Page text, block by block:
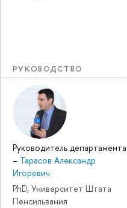
РУКОВОДСТВО
Руководитель департамента
– Тарасов Александр
Игоревич
PhD, Университет Штата
Пенсильвания